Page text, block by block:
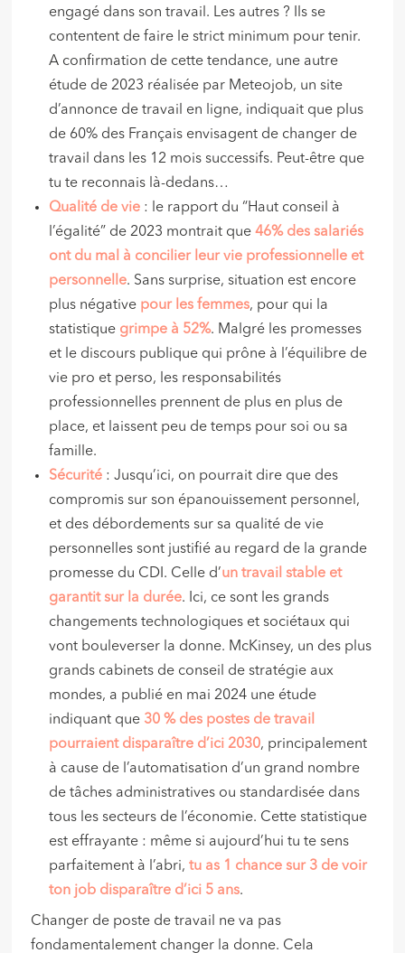
engagé dans son travail. Les autres ? Ils se
contentent de faire le strict minimum pour tenir.
A confirmation de cette tendance, une autre
étude de 2023 réalisée par Meteojob, un site
d’annonce de travail en ligne, indiquait que plus
de 60% des Français envisagent de changer de
travail dans les 12 mois successifs. Peut-être que
tu te reconnais là-dedans…
Qualité de vie : le rapport du “Haut conseil à
l’égalité” de 2023 montrait que46% des salariés
ont du mal à concilier leur vie professionnelle et
personnelle. Sans surprise, situation est encore
plus négative pour les femmes, pour qui la
statistique grimpe à 52%. Malgré les promesses
et le discours publique qui prône à l’équilibre de
vie pro et perso, les responsabilités
professionnelles prennent de plus en plus de
place, et laissent peu de temps pour soi ou sa
famille.
Sécurité : Jusqu’ici, on pourrait dire que des
compromis sur son épanouissement personnel,
et des débordements sur sa qualité de vie
personnelles sont justifié au regard de la grande
promesse du CDI. Celle d’un travail stable et
garantit sur la durée. Ici, ce sont les grands
changements technologiques et sociétaux qui
vont bouleverser la donne. McKinsey, un des plus
grands cabinets de conseil de stratégie aux
mondes, a publié en mai 2024 une étude
indiquant que 30 % des postes de travail
pourraient disparaître d’ici 2030, principalement
à cause de l’automatisation d’un grand nombre
de tâches administratives ou standardisée dans
tous les secteurs de l’économie. Cette statistique
est effrayante : même si aujourd’hui tu te sens
parfaitement à l’abri,tu as 1 chance sur 3 de voir
ton job disparaître d’ici 5 ans.
Changer de poste de travail ne va pas
fondamentalement changer la donne. Cela